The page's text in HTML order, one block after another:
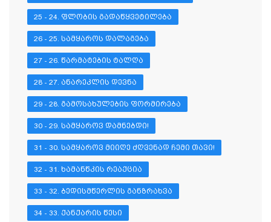
25 - 24. ᲤᲚᲝᲑᲘᲡ ᲒᲐᲓᲐᲬᲧᲕᲔᲢᲘᲚᲔᲑᲐ
26 - 25. ᲡᲐᲛᲧᲐᲠᲝᲡ ᲓᲐᲚᲐᲒᲔᲑᲐ
27 - 26. ᲬᲐᲠᲛᲐᲢᲔᲑᲘᲡ ᲢᲐᲚᲦᲐ
28 - 27. ᲐᲜᲐᲠᲔᲙᲚᲘᲡ ᲓᲔᲕᲜᲐ
29 - 28. ᲒᲐᲛᲝᲡᲐᲮᲣᲚᲔᲑᲘᲡ ᲤᲝᲠᲛᲘᲠᲔᲑᲐ
30 - 29. ᲡᲐᲛᲧᲐᲠᲝᲕ ᲓᲐᲛᲜᲔᲑᲓᲘ!
31 - 30. ᲡᲐᲛᲧᲐᲠᲝᲕ ᲛᲘᲘᲦᲔ ᲫᲦᲕᲔᲜᲐᲓ ᲩᲔᲛᲘ ᲗᲐᲕᲘ!
32 - 31. ᲮᲐᲛᲐᲜᲬᲙᲘᲡ ᲠᲔᲐᲥᲪᲘᲐ
33 - 32. ᲑᲔᲓᲘᲡᲛᲬᲔᲠᲚᲘᲡ ᲒᲐᲜᲖᲠᲐᲮᲕᲐ
34 - 33. ᲥᲐᲜᲥᲐᲠᲘᲡ ᲬᲔᲡᲘ